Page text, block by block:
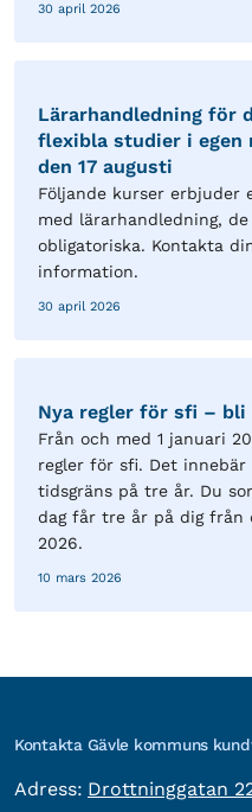
30 april 2026
Lärarhandledning för
flexibla studier i egen
den 17 augusti
Följande kurser erbjuder
med lärarhandledning,
obligatoriska. Kontakta
information.
30 april 2026
Nya regler för sfi – bli
Från och med 1 januari
regler för sfi. Det
tidsgräns på tre år. Du
dag får tre år på dig från
2026.
10 mars 2026
Kontakta Gävle kommuns
Adress: besöksadress:
Drottninggatan